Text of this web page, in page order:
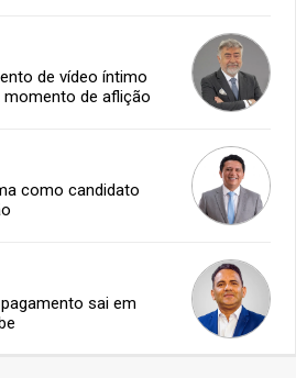
de vídeo íntimo
de aflição
como candidato
sai em